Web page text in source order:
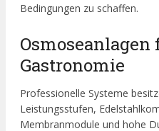
Bedingungen zu schaffen.
Osmoseanlagen
Gastronomie
Professionelle Systeme
Leistungsstufen,
Membranmodule und hohe